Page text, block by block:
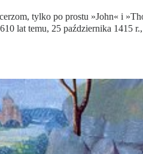
tylko po prostu »John« i
lat temu, 25 października 1415